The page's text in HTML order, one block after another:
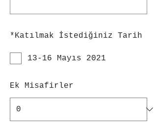
*Katılmak İstediğiniz Tarih
13-16 Mayıs 2021
Ek Misafirler